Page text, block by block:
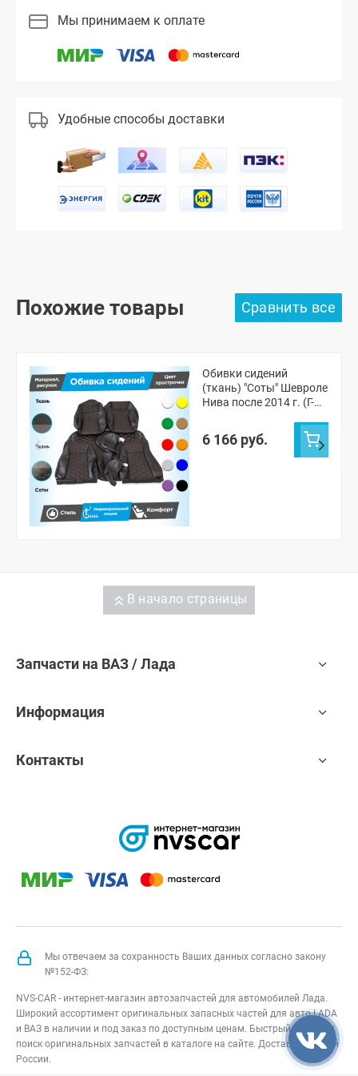
Мы принимаем к оплате
Удобные способы доставки
Похожие товары
Обивки сидений
(ткань) "Соты" Шевроле
Нива после 2014 г. (Г-
подголовники)
6 166 руб.
В начало страницы
Запчасти на ВАЗ / Лада
Информация
Контакты
Мы отвечаем за сохранность Ваших данных согласно закону
№152-ФЗ:
NVS-CAR - интернет-магазин автозапчастей для автомобилей Лада.
Широкий ассортимент оригинальных запасных частей для авто LADA
и ВАЗ в наличии и под заказ по доступным ценам. Быстрый подбор и
поиск оригинальных запчастей в каталоге на сайте. Доставка по всей
России.